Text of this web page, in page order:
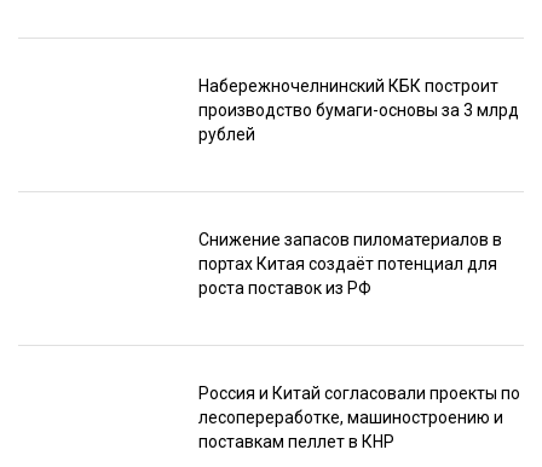
Набережночелнинский КБК построит
производство бумаги-основы за 3 млрд
рублей
Снижение запасов пиломатериалов в
портах Китая создаёт потенциал для
роста поставок из РФ
Россия и Китай согласовали проекты по
лесопереработке, машиностроению и
поставкам пеллет в КНР